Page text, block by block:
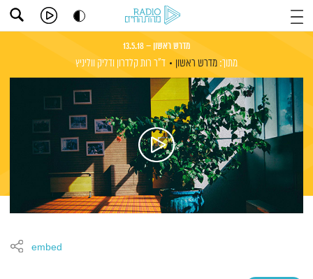
מדרש ראשון – 13.5.18
מתוך: מדרש ראשון ד"ר רות קלדרון ודליק ווליניץ
embed